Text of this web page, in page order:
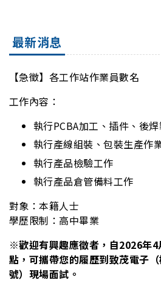
最新消息
【急徵】各工作站作業員數名
工作內容：
執行PCBA加工、插件、後
執行產線組裝、包裝生產作
執行產品檢驗工作
執行產品倉管備料工作
對象：本籍人士
學歷限制：高中畢業
※歡迎有興趣應徵者，自2026年
點，可攜帶您的履歷到致茂電子
號）現場面試。